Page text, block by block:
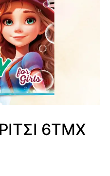
6ΤΜΧ